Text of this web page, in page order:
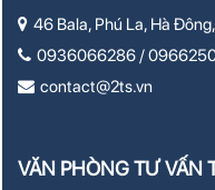
46 Bala, Phú La, Hà
0936066286 /
contact@2ts.vn
VĂN PHÒNG TƯ VẤN